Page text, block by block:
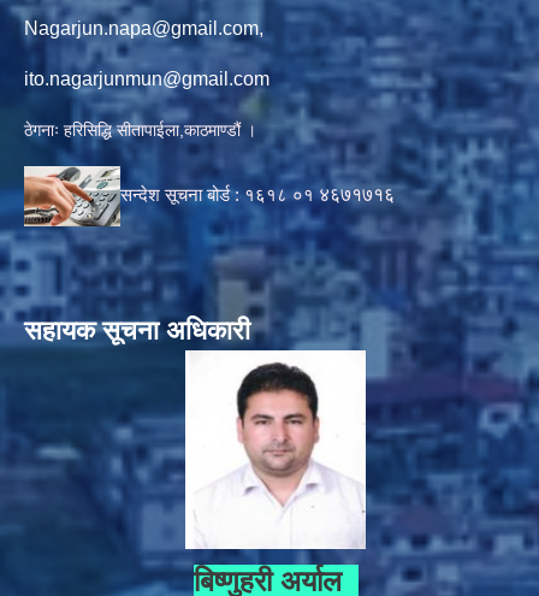
Nagarjun.napa@gmail.com,
ito.nagarjunmun@gmail.com
ठेगनाः हरिसिद्धि सीतापाईला,काठमाण्डौं ।
सन्देश सूचना बोर्ड : १६१८ ०१४६७१७१६
सहायक सूचना अधिकारी
बिष्णुहरी अर्याल